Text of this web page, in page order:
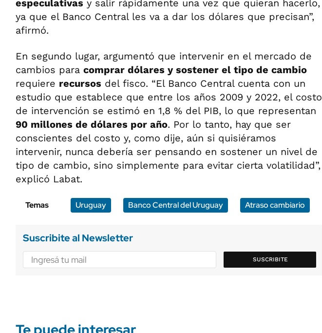
especulativas y salir rápidamente una vez que quieran hacerlo,
ya que el Banco Central les va a dar los dólares que precisan”,
afirmó.
En segundo lugar, argumentó que intervenir en el mercado de
cambios para comprar dólares y sostener el tipo de cambio
requiere recursos del fisco. “El Banco Central cuenta con un
estudio que establece que entre los años 2009 y 2022, el costo
de intervención se estimó en 1,8 % del PIB, lo que representan
90 millones de dólares por año. Por lo tanto, hay que ser
conscientes del costo y, como dije, aún si quisiéramos
intervenir, nunca debería ser pensando en sostener un nivel de
tipo de cambio, sino simplemente para evitar cierta volatilidad”,
explicó Labat.
Temas Uruguay Banco Central del Uruguay Atraso cambiario
Suscribite al Newsletter
SUSCRIBITE